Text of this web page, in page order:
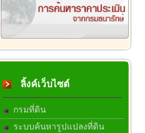
ลิ้งค์เว็บไซต์
กรมที่ดิน
ระบบค้นหารูปแปลงที่ดิน